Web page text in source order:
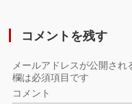
コメントを残す
メールアドレスが公開され
欄は必須項目です
コメント